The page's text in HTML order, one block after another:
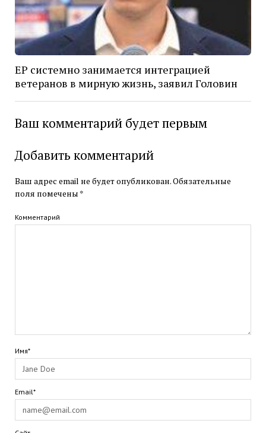
ЕР системно занимается интеграцией
ветеранов в мирную жизнь, заявил Головин
Ваш комментарий будет первым
Добавить комментарий
Ваш адрес email не будет опубликован.Обязательные
поля помечены *
Комментарий
Имя*
Email*